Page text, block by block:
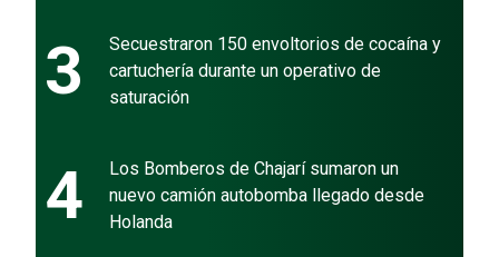
3
Secuestraron 150 envoltorios de cocaína y
cartuchería durante un operativo de
saturación
4
Los Bomberos de Chajarí sumaron un
nuevo camión autobomba llegado desde
Holanda